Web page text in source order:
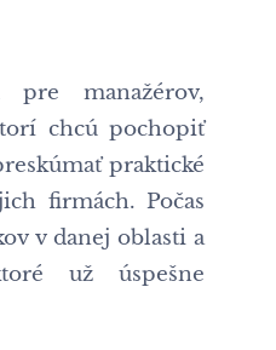
manažérov,
chcú pochopiť
praktické
firmách. Počas
v danej oblasti a
už úspešne